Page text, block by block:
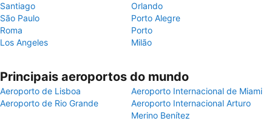
Santiago
Orlando
São Paulo
Porto Alegre
Roma
Porto
Los Angeles
Milão
Principais aeroportos do mundo
Aeroporto de Lisboa
Aeroporto Internacional de Miami
Aeroporto de Rio Grande
Aeroporto Internacional Arturo
Merino Benítez